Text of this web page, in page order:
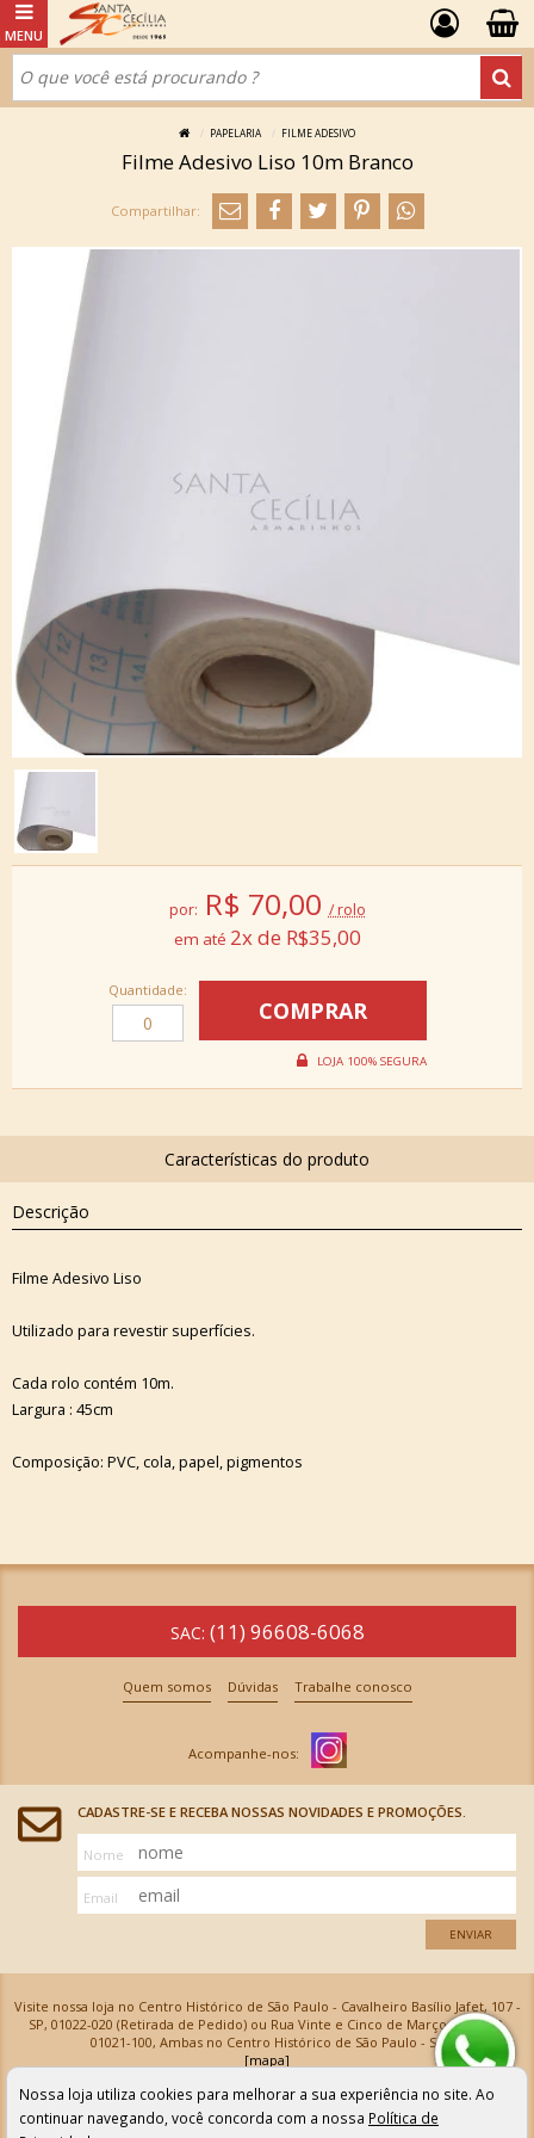
PAPELARIA FILME ADESIVO
Filme Adesivo Liso 10m Branco
por: R$ 70,00 / rolo
2x de R$35,00
Quantidade:
Descrição
Filme Adesivo Liso
Utilizado para revestir superfícies.
Cada rolo contém 10m.
Largura : 45cm
Composição: PVC, cola, papel, pigmentos
SAC: (11) 96608-6068
Quem somos Dúvidas Trabalhe conosco
CADASTRE-SE E RECEBA NOSSAS NOVIDADES E PROMOÇÕES.
Nome
Email
ENVIAR
Visite nossa loja no Centro Histórico de São Paulo - Cavalheiro Basílio Jafet, 107 -
SP, 01022-020 (Retirada de Pedido) ou Rua Vinte e Cinco de Março, 576 - SP,
01021-100, Ambas no Centro Histórico de São Paulo - SP
[mapa]
Armarinhos Santa Cecília Ltda | CNPJ: 61.069.639/0001-18
Os preços e as condições de pagamento apresentadas na loja virtual não valem para nossa loja física e
podem sofrer alterações sem aviso prévio. Vendas com cartão de crédito sujeitas a análise e
confirmação de dados.
Nossa loja utiliza cookies para melhorar a sua experiência no site. Ao
continuar navegando, você concorda com a nossa Política de